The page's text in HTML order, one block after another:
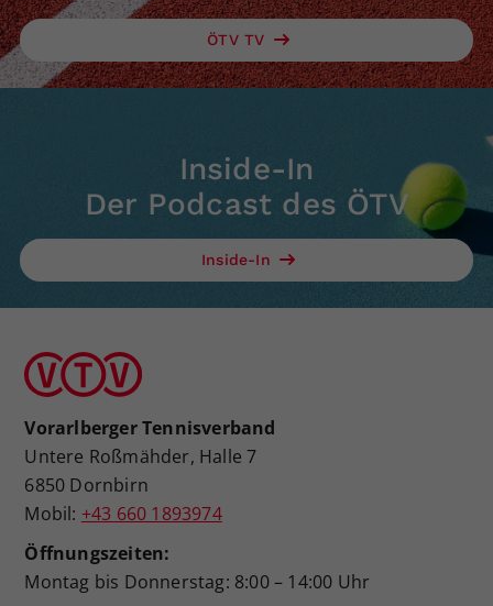
ÖTV TV
Inside-In
Der Podcast des ÖTV
Inside-In
Vorarlberger Tennisverband
Untere Roßmähder, Halle 7
6850 Dornbirn
Mobil: +43 660 1893974
Öffnungszeiten:
Montag bis Donnerstag: 8:00 – 14:00 Uhr
Einstellungen. Unter anderem eine
zufällig generierte ID, für die